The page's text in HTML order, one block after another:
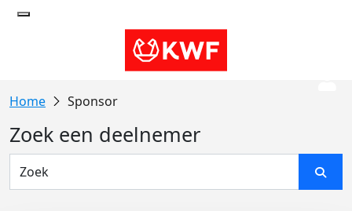
Sponsor
Zoek een deelnemer